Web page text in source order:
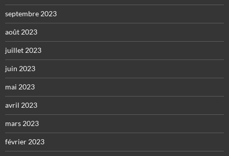
septembre 2023
août 2023
juillet 2023
juin 2023
mai 2023
avril 2023
mars 2023
février 2023